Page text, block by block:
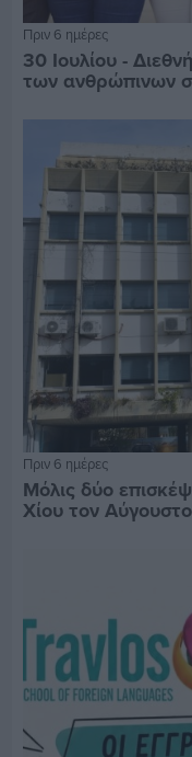
Πριν 6 ημέρες
30 Ιουλίου -
των ανθρώπινων
Πριν 6 ημέρες
Μόλις δύο
Χίου τον Αύγουστο